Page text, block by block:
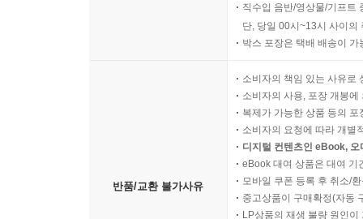
직수입 음반/영상물/기프트
단, 당일 00시~13시 사이의
박스 포장은 택배 배송이
반품/교환 불가사유
소비자의 책임 있는 사유로
소비자의 사용, 포장 개봉
복제가 가능한 상품 등의
소비자의 요청에 따라 개별
디지털 컨텐츠인 eBook,
eBook 대여 상품은 대여 기
모바일 쿠폰 등록 후 취소/
중고상품이 구매확정(자동
LP상품의 재생 불량 원인